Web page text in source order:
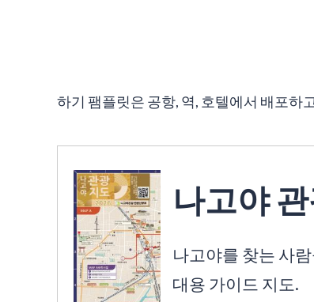
하기 팸플릿은 공항, 역, 호텔에서 배포하
나고야
나고야를 찾는 사
대용 가이드 지도.